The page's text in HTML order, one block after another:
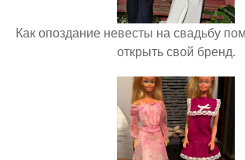
Как опоздание невесты на свадьбу
открыть свой бренд.